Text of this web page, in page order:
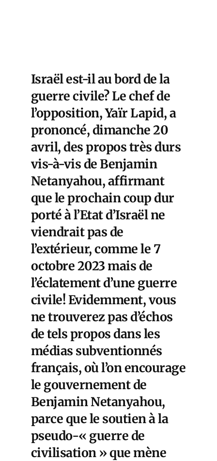
Israël est-il au bord de la
guerre civile? Le chef de
l’opposition, Yaïr Lapid, a
prononcé, dimanche 20
avril, des propos très durs
vis-à-vis de Benjamin
Netanyahou, affirmant
que le prochain coup dur
porté à l’Etat d’Israël ne
viendrait pas de
l’extérieur, comme le 7
octobre 2023 mais de
l’éclatement d’une guerre
civile! Evidemment, vous
ne trouverez pas d’échos
de tels propos dans les
médias subventionnés
français, où l’on encourage
le gouvernement de
Benjamin Netanyahou,
parce que le soutien à la
pseudo-« guerre de
civilisation » que mène